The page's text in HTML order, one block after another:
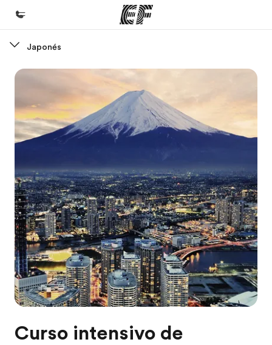
Bienvenido a EF
Programas
Ver todo lo que hacemos
Oficinas
Sobre nosotros
Quiénes somos
Trabajos
Únete al equipo
Japonés
Curso intensivo de